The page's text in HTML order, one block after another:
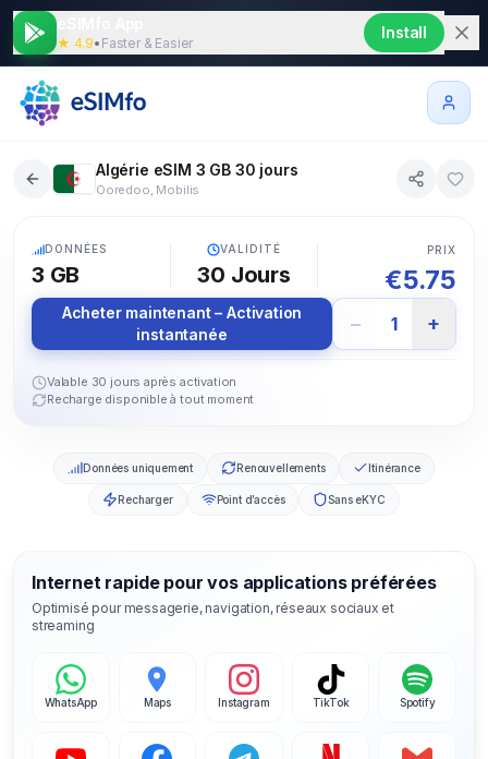
★ 4.9• Faster & Easier
Install
Algérie eSIM 3 GB 30 jours
Ooredoo, Mobilis
DONNÉES
3 GB
VALIDITÉ
30 Jours
PRIX
€5.75
Acheter maintenant – Activation
instantanée
− 1 +
Valable 30 jours après activation
Recharge disponible à tout moment
Données uniquement Renouvellements Itinérance
Recharger Point d’accès Sans eKYC
Internet rapide pour vos applications préférées
Optimisé pour messagerie, navigation, réseaux sociaux et
streaming
WhatsApp Maps Instagram TikTok Spotify